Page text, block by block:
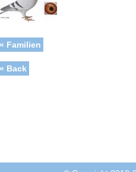
« Familien
« Back